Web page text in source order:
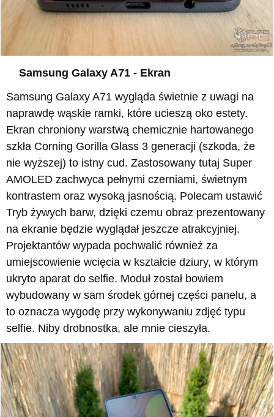
Samsung Galaxy A71 - Ekran
Samsung Galaxy A71 wygląda świetnie z uwagi na
naprawdę wąskie ramki, które ucieszą oko estety.
Ekran chroniony warstwą chemicznie hartowanego
szkła Corning Gorilla Glass 3 generacji (szkoda, że
nie wyższej) to istny cud. Zastosowany tutaj Super
AMOLED zachwyca pełnymi czerniami, świetnym
kontrastem oraz wysoką jasnością. Polecam ustawić
Tryb żywych barw, dzięki czemu obraz prezentowany
na ekranie będzie wyglądał jeszcze atrakcyjniej.
Projektantów wypada pochwalić również za
umiejscowienie wcięcia w kształcie dziury, w którym
ukryto aparat do selfie. Moduł został bowiem
wybudowany w sam środek górnej części panelu, a
to oznacza wygodę przy wykonywaniu zdjęć typu
selfie. Niby drobnostka, ale mnie cieszyła.